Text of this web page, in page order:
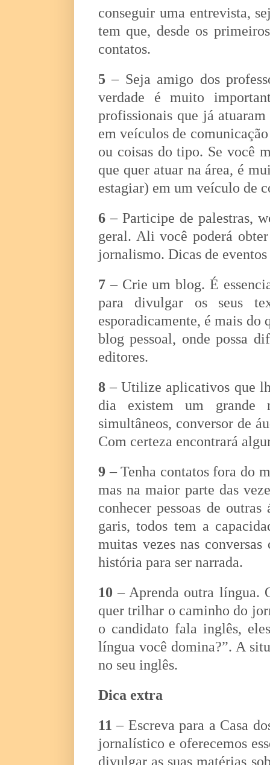
conseguir uma entrevista,
tem que, desde os
contatos.
5 – Seja amigo dos
verdade é muito
profissionais que já
em veículos de
ou coisas do tipo. Se você
que quer atuar na área, é
estagiar) em um veículo de
6 – Participe de palestras,
geral. Ali você poderá
jornalismo. Dicas de
7 – Crie um blog. É
para divulgar os seus
esporadicamente, é mais
blog pessoal, onde possa
editores.
8 – Utilize aplicativos que
dia existem um grande
simultâneos, conversor de
Com certeza encontrará
9 – Tenha contatos fora do
mas na maior parte das
conhecer pessoas de
garis, todos tem a
muitas vezes nas
história para ser narrada.
10 – Aprenda outra língua.
quer trilhar o caminho do
o candidato fala inglês,
língua você domina?”. A
no seu inglês.
Dica extra
11 – Escreva para a Casa
jornalístico e oferecemos
divulgar as suas matérias